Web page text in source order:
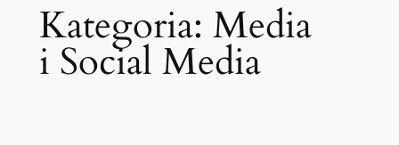
Kategoria: Media
i Social Media